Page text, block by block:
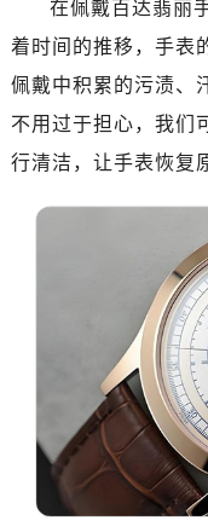
在佩戴百达翡丽
着时间的推移，手表
佩戴中积累的污渍、
不用过于担心，我们
行清洁，让手表恢复